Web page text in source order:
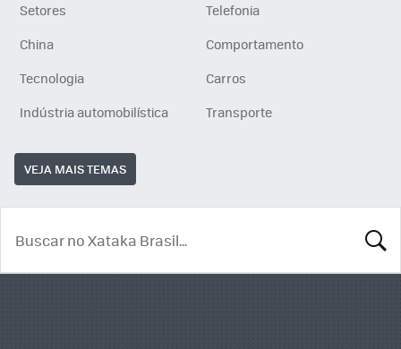
Setores
Telefonia
China
Comportamento
Tecnologia
Carros
Indústria automobilística
Transporte
VEJA MAIS TEMAS